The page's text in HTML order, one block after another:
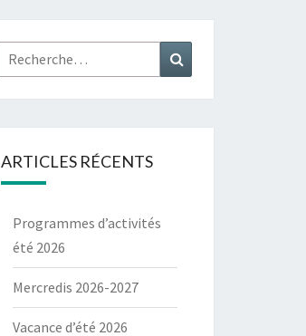
Rechercher :
ARTICLES RÉCENTS
Programmes d’activités
été 2026
Mercredis 2026-2027
Vacance d’été 2026